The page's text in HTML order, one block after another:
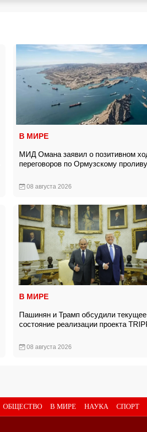
В МИРЕ
МИД Омана заявил о позитивном
переговоров по Ормузскому проливу
08 августа 2026
В МИРЕ
Пашинян и Трамп обсудили текущее
состояние реализации проекта
08 августа 2026
ОБЩЕСТВО В МИРЕ НАУКА СПОРТ